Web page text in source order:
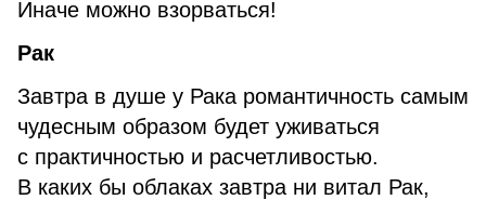
Иначе можно взорваться!
Рак
Завтра в душе у Рака романтичность самым
чудесным образом будет уживаться
с практичностью и расчетливостью.
В каких бы облаках завтра ни витал Рак,